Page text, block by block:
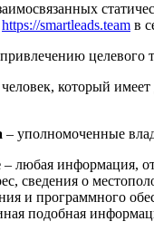
https://smartleads.team в
целевого
который имеет
– уполномоченные
– любая информация,
сведения о
и программного
подобная